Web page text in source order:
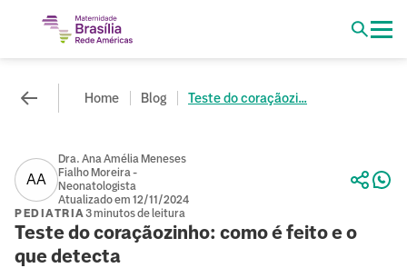
Home Blog Teste do coraçãozi...
AA
Dra. Ana Amélia Meneses
Fialho Moreira -
Neonatologista
Atualizado em 12/11/2024
PEDIATRIA3 minutos de leitura
Teste do coraçãozinho: como é feito e o
que detecta